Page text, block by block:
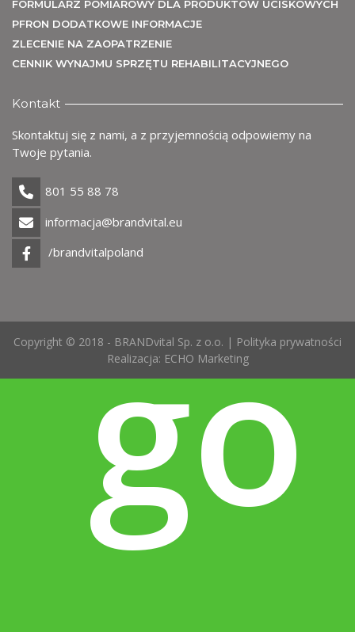
FORMULARZ POMIAROWY DLA PRODUKTÓW UCISKOWYCH
PFRON DODATKOWE INFORMACJE
ZLECENIE NA ZAOPATRZENIE
CENNIK WYNAJMU SPRZĘTU REHABILITACYJNEGO
Kontakt
Skontaktuj się z nami, a z przyjemnością odpowiemy na
Twoje pytania.
801 55 88 78
informacja@brandvital.eu
/brandvitalpoland
Copyright © 2018 - BRANDvital Sp. z o.o. | Polityka prywatności
Realizacja: ECHO Marketing
go